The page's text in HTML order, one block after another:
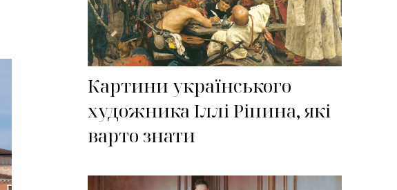
Картини українського
художника Іллі Ріпина, які
варто знати